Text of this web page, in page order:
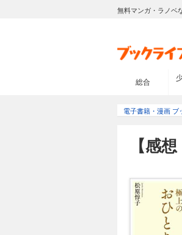
無料マンガ・ラノベ
総合
電子書籍・漫画 ブ
【感